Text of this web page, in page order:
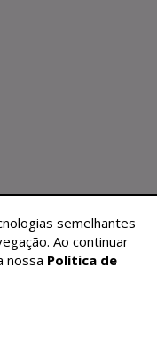
semelhantes
Ao continuar
nossa Política de